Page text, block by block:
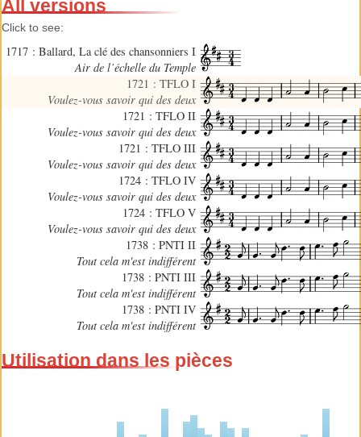
All versions
Click to see:
1717 : Ballard, La clé des chansonniers I
Air de l’échelle du Temple
1721 : TFLO I
Voulez-vous savoir qui des deux
1721 : TFLO II
Voulez-vous savoir qui des deux
1721 : TFLO III
Voulez-vous savoir qui des deux
1724 : TFLO IV
Voulez-vous savoir qui des deux
1724 : TFLO V
Voulez-vous savoir qui des deux
1738 : PNTI II
Tout cela m'est indifférent
1738 : PNTI III
Tout cela m'est indifférent
1738 : PNTI IV
Tout cela m'est indifférent
Utilisation dans les pièces